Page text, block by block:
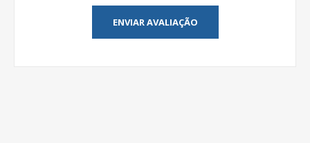
ENVIAR AVALIAÇÃO